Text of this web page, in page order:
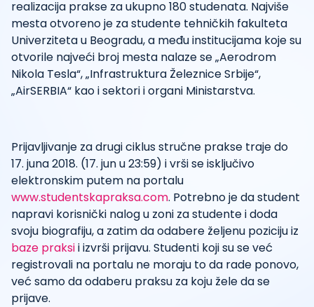
realizacija prakse za ukupno 180 studenata. Najviše
mesta otvoreno je za studente tehničkih fakulteta
Univerziteta u Beogradu, a među institucijama koje su
otvorile najveći broj mesta nalaze se „Aerodrom
Nikola Tesla“, „Infrastruktura Železnice Srbije“,
„AirSERBIA“ kao i sektori i organi Ministarstva.
Prijavljivanje za drugi ciklus stručne prakse traje do
17. juna 2018. (17. jun u 23:59) i vrši se isključivo
elektronskim putem na portalu
www.studentskapraksa.com. Potrebno je da student
napravi korisnički nalog u zoni za studente i doda
svoju biografiju, a zatim da odabere željenu poziciju iz
baze praksii izvrši prijavu. Studenti koji su se već
registrovali na portalu ne moraju to da rade ponovo,
već samo da odaberu praksu za koju žele da se
prijave.